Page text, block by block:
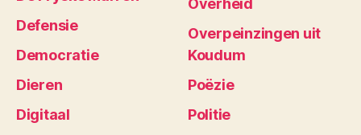
Defensie
Democratie
Dieren
Digitaal
Overheid
Overpeinzingen uit
Koudum
Poëzie
Politie